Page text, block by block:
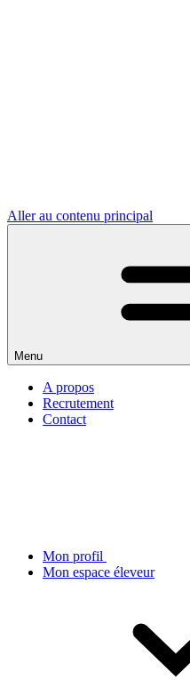
Aller au contenu principal
Menu
A propos
Recrutement
Contact
Mon profil
Mon espace éleveur